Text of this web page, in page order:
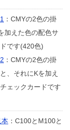
：CMYの2色の掛
加えた色の配色サ
です(420色)
：CMYの2色の掛
、それにKを加え
ェックカードです
：C100とM100と